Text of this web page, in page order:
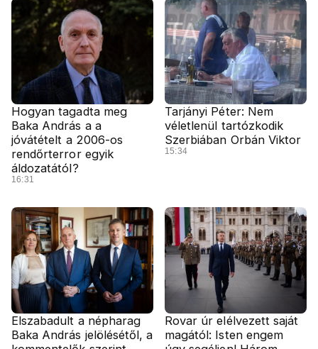
Hogyan tagadta meg
Baka András a a
jóvátételt a 2006-os
rendőrterror egyik
áldozatától?
16:31
Tarjányi Péter: Nem
véletlenül tartózkodik
Szerbiában Orbán Viktor
15:34
Elszabadult a népharag
Baka András jelölésétől, a
Rovar úr elélvezett saját
magától: Isten engem